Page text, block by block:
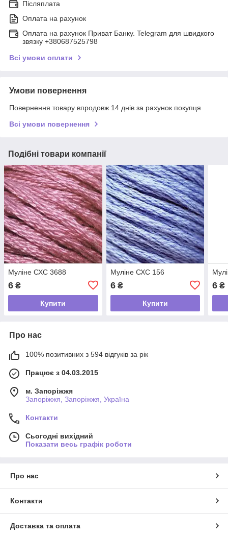
Післяплата
Оплата на рахунок
Оплата на рахунок Приват Банку. Telegram для швидкого
звязку +380687525798
Всі умови оплати
Умови повернення
Повернення товару впродовж 14 днів за рахунок покупця
Всі умови повернення
Подібні товари компанії
Муліне СХС 3688
6 ₴
Купити
Муліне СХС 156
6₴
Купити
6 ₴
Про нас
100% позитивних з 594 відгуків за рік
Працює з 04.03.2015
м. Запоріжжя
Запоріжжя, Запоріжжя, Україна
Контакти
Сьогодні вихідний
Показати весь графік роботи
Про нас
Контакти
Доставка та оплата